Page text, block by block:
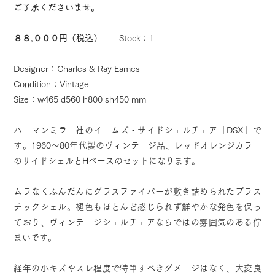
ご了承くださいませ。
８８,０００円（税込） Stock：1
Designer：Charles & Ray Eames
Condition：Vintage
Size：w465 d560 h800 sh450 mm
ハーマンミラー社のイームズ・サイドシェルチェア「DSX」で
す。1960〜80年代製のヴィンテージ品、レッドオレンジカラー
のサイドシェルとHベースのセットになります。
ムラなくふんだんにグラスファイバーが敷き詰められたプラス
チックシェル。褪色もほとんど感じられず鮮やかな発色を保っ
ており、ヴィンテージシェルチェアならではの雰囲気のある佇
まいです。
経年の小キズやスレ程度で特筆すべきダメージはなく、大変良